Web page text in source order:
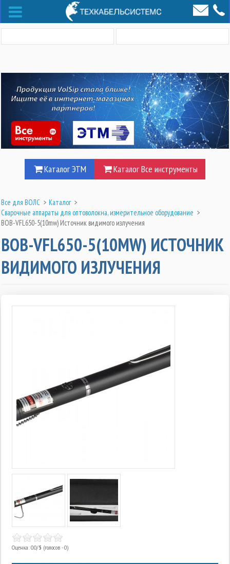
Каталог ЭТМ Каталог Все инструменты
Все для ВОЛС > Каталог >
Сварочные аппараты для оптоволокна, измерительное оборудование >
BOB-VFL650-5(10mw) Источник видимого излучения
BOB-VFL650-5(10MW) ИСТОЧНИК
ВИДИМОГО ИЗЛУЧЕНИЯ
Оценка: 0.0/5 (голосов - 0)